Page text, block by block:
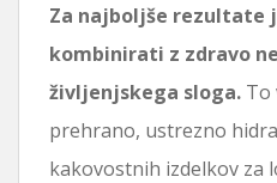
Za najboljše rezultate
kombinirati z zdravo
življenjskega sloga. To
prehrano, ustrezno
kakovostnih izdelkov za